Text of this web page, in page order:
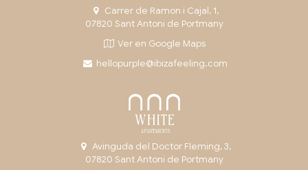
Carrer de Ramon i Cajal, 1,
07820 Sant Antoni de Portmany
Ver en Google Maps
hellopurple@ibizafeeling.com
Avinguda del Doctor Fleming, 3,
07820 Sant Antoni de Portmany